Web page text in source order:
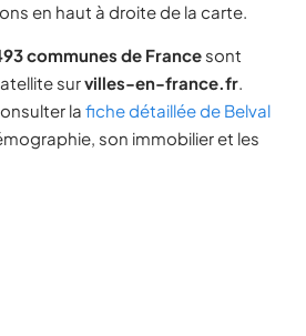
en haut à droite de la carte.
communes de France sont
survilles-en-france.fr.
la fiche détaillée de Belval
son immobilier et les